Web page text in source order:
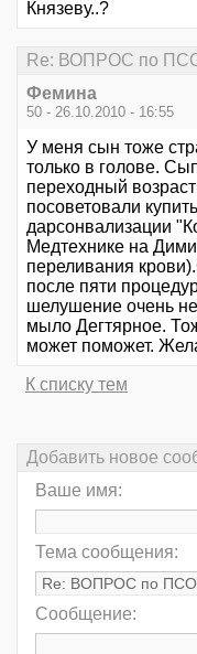
Князеву..?
Re: ВОПРОС по
Фемина
50 - 26.10.2010 - 16:55
У меня сын тоже
только в голове.
переходный
посоветовали
дарсонвализации
Медтехнике на
переливания
после пяти
шелушение очень
мыло Дегтярное.
может поможет.
К списку тем
Добавить новое
Ваше имя:
Тема сообщения:
Сообщение: